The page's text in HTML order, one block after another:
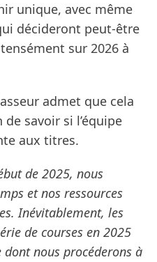
unique, avec même
décideront peut-être
sur 2026 à
admet que cela
savoir si l’équipe
aux titres.
de 2025, nous
et nos ressources
Inévitablement, les
de courses en 2025
nous procéderons à